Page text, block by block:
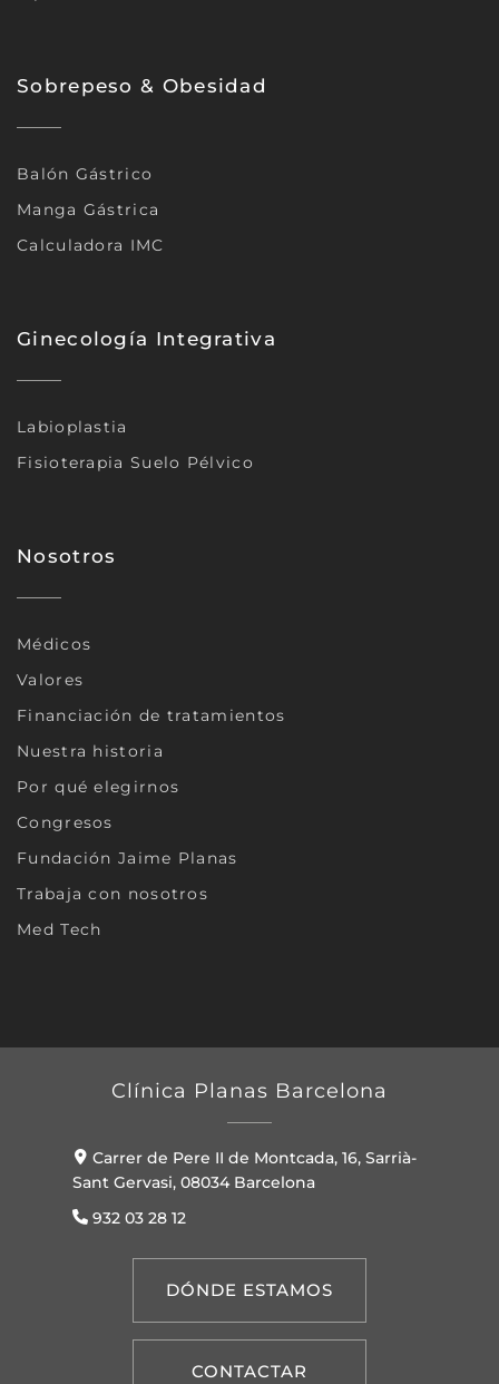
Sobrepeso & Obesidad
Balón Gástrico
Manga Gástrica
Calculadora IMC
Ginecología Integrativa
Labioplastia
Fisioterapia Suelo Pélvico
Nosotros
Médicos
Valores
Financiación de tratamientos
Nuestra historia
Por qué elegirnos
Congresos
Fundación Jaime Planas
Trabaja con nosotros
Med Tech
Clínica Planas Barcelona
Carrer de Pere II de Montcada, 16, Sarrià-
Sant Gervasi, 08034 Barcelona
932 03 28 12
DÓNDE ESTAMOS
CONTACTAR